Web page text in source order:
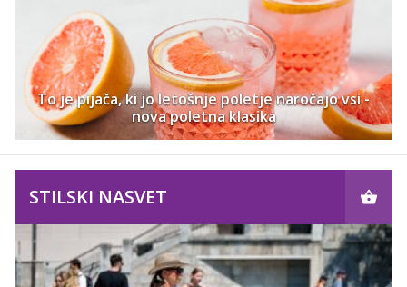
To je pijača, ki jo letošnje poletje naročajo vsi -
nova poletna klasika
STILSKI NASVET